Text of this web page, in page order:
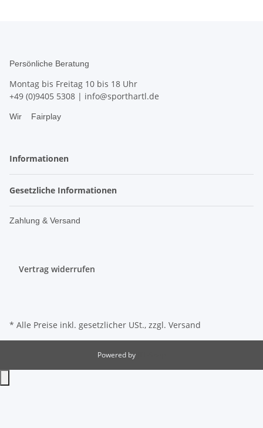
Persönliche Beratung
Montag bis Freitag 10 bis 18 Uhr
+49 (0)9405 5308 | info@sporthartl.de
Wir Fairplay
Informationen
Gesetzliche Informationen
Zahlung & Versand
Vertrag widerrufen
* Alle Preise inkl. gesetzlicher USt., zzgl. Versand
Powered by